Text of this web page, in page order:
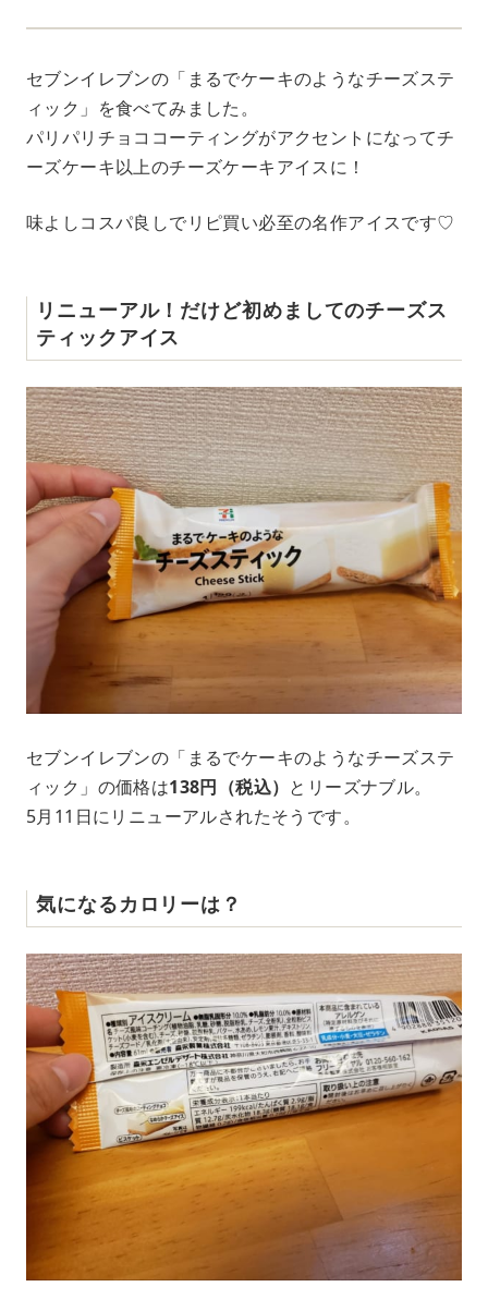
セブンイレブンの「まるでケーキのようなチーズステ
ィック」を食べてみました。
パリパリチョココーティングがアクセントになってチ
ーズケーキ以上のチーズケーキアイスに！
味よしコスパ良しでリピ買い必至の名作アイスです♡
リニューアル！だけど初めましてのチーズス
ティックアイス
セブンイレブンの「まるでケーキのようなチーズステ
ィック」の価格は138円（税込） とリーズナブル。
5月11日にリニューアルされたそうです。
気になるカロリーは？